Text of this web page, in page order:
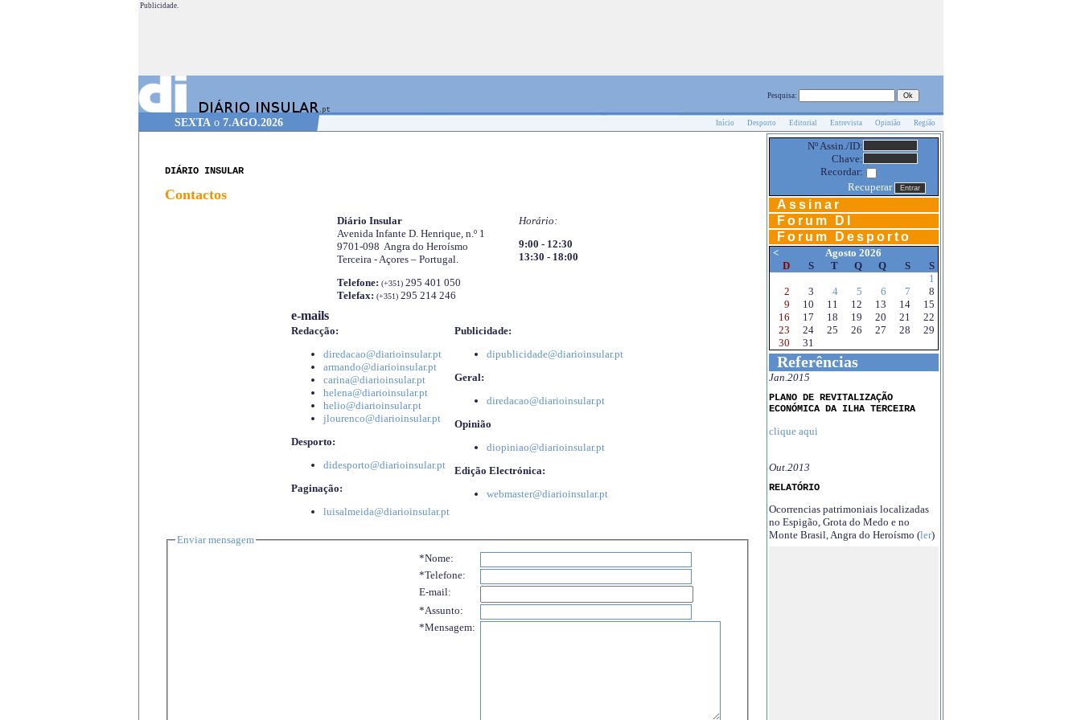
Publicidade.
Pesquisa:
SEXTAo 7.AGO.2026 Início Desporto Editorial Entrevista Opinião Região
DIÁRIO INSULAR
Contactos
Diário Insular
Avenida Infante D. Henrique, n.º 1
9701-098 Angra do Heroísmo
Terceira - Açores – Portugal.
Telefone: (+351)295 401 050
Telefax: (+351)295 214 246
Horário:
9:00 - 12:30
13:30 - 18:00
e-mails
Redacção:
diredacao@diarioinsular.pt
armando@diarioinsular.pt
carina@diarioinsular.pt
helena@diarioinsular.pt
helio@diarioinsular.pt
jlourenco@diarioinsular.pt
Desporto:
didesporto@diarioinsular.pt
Paginação:
luisalmeida@diarioinsular.pt
Publicidade:
dipublicidade@diarioinsular.pt
Geral:
diredacao@diarioinsular.pt
Opinião
diopiniao@diarioinsular.pt
Edição Electrónica:
webmaster@diarioinsular.pt
Enviar mensagem
*Nome:
*Telefone:
E-mail:
*Assunto:
*Mensagem:
Nº Assin./ID:
Chave:
Recordar:
Recuperar
Assinar
Forum DI
Forum Desporto
<
Agosto 2026
D
S T Q Q S
S
1
2
3 4 5 6 7
8
9
10 11 12 13 14
15
16
17 18 19 20 21
22
23
24 25 26 27 28
29
30
31
Referências
Jan.2015
PLANO DE REVITALIZAÇÃO
ECONÓMICA DA ILHA TERCEIRA
clique aqui
Out.2013
RELATÓRIO
Ocorrencias patrimoniais localizadas
no Espigão, Grota do Medo e no
Monte Brasil, Angra do Heroísmo (ler)